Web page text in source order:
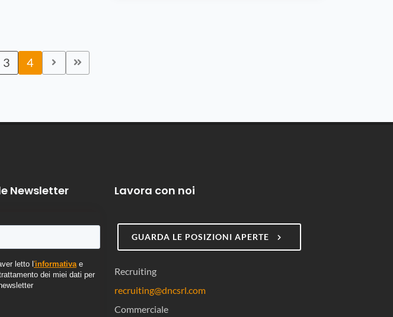
3 4
Newsletter
letto l 'informativa e
dei miei dati per
Lavora con noi
GUARDA LE POSIZIONI APERTE
Recruiting
recruiting@dncsrl.com
Commerciale